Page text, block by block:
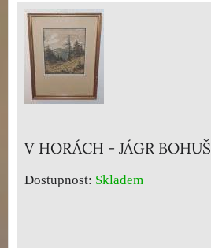
V HORÁCH - JÁGR BOHUŠ
Dostupnost: Skladem